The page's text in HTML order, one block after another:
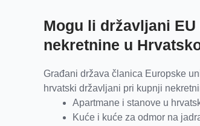
Mogu li državljani
nekretnine u
Građani država članica Europske
hrvatski državljani pri kupnji
Apartmane i stanove u
Kuće i kuće za odmor na